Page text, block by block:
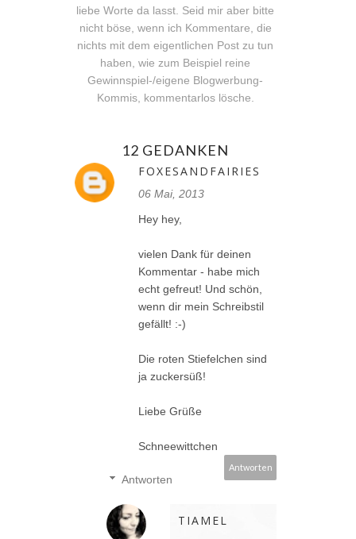
liebe Worte da lasst. Seid mir aber bitte
nicht böse, wenn ich Kommentare, die
nichts mit dem eigentlichen Post zu tun
haben, wie zum Beispiel reine
Gewinnspiel-/eigene Blogwerbung-
Kommis, kommentarlos lösche.
12 GEDANKEN
FOXESANDFAIRIES
06 Mai, 2013
Hey hey,
vielen Dank für deinen
Kommentar - habe mich
echt gefreut! Und schön,
wenn dir mein Schreibstil
gefällt! :-)
Die roten Stiefelchen sind
ja zuckersüß!
Liebe Grüße
Schneewittchen
Antworten
Antworten
TIAMEL